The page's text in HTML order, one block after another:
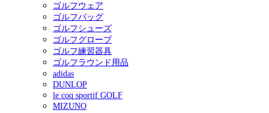
ゴルフウェア
ゴルフバッグ
ゴルフシューズ
ゴルフグローブ
ゴルフ練習器具
ゴルフラウンド用品
adidas
DUNLOP
le coq sportif GOLF
MIZUNO